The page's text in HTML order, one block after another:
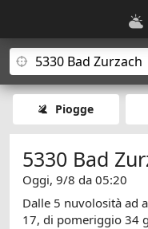
Piogge
5330 Bad
Oggi, 9/8 da 05:20
Dalle 5 nuvolosità ad
17, di pomeriggio 34